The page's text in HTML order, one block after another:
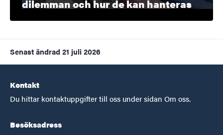
dilemman och hur de kan hanteras
Senast ändrad 21 juli 2026
Kontakt
Du hittar kontaktuppgifter till oss under sidan Om oss.
Besöksadress